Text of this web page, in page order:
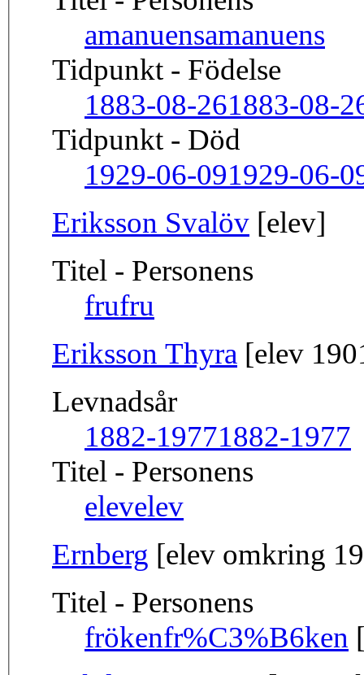
amanuensamanuens
Tidpunkt - Födelse
1883-08-261883-08-
Tidpunkt - Död
1929-06-091929-06-
Eriksson Svalöv [elev]
Titel - Personens
frufru
Eriksson Thyra [elev
Levnadsår
1882-19771882-1977
Titel - Personens
elevelev
Ernberg [elev omkring
Titel - Personens
frökenfr%C3%B6ken